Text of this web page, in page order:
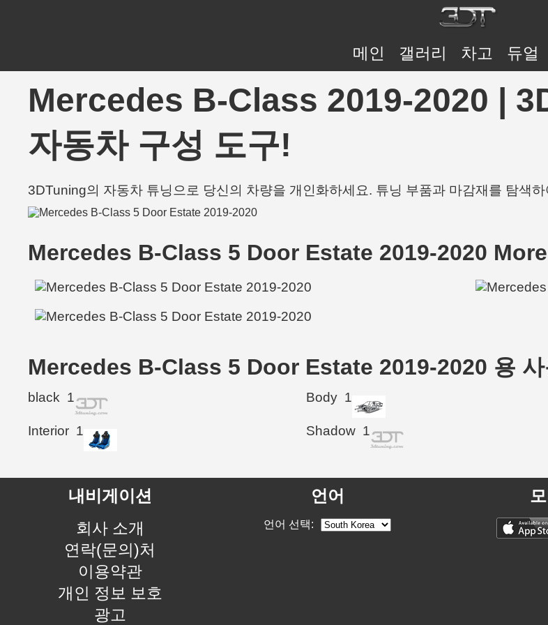
메인 갤러리 차고 듀얼
Mercedes B-Class 2019-2020 |
자동차 구성 도구!
3DTuning의 자동차 튜닝으로 당신의 차량을 개인화하세요. 튜닝 부품과 마감재를 탐색
Mercedes B-Class 5 Door Estate 2019-2020
Mercedes B-Class 5 Door Estate 2019-2020 용 사
black 1 Body 1
Interior 1 Shadow 1
내비게이션
회사 소개
연락(문의)처
이용약관
개인 정보 보호
광고
언어
언어 선택: